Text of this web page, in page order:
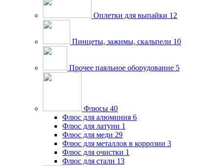
Оплетки для выпайки 12
Пинцеты, зажимы, скальпели 10
Прочее паяльное оборудование 5
Флюсы 40
Флюс для алюминия 6
Флюс для латуни 1
Флюс для меди 29
Флюс для металлов в коррозии 3
Флюс для очистки 1
Флюс для стали 13